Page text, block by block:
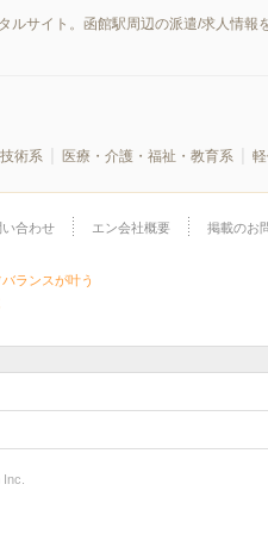
サイト。函館駅周辺の派遣/求人情報
技術系 医療・介護・福祉・教育系
合わせ エン会社概要 掲載のお
ランスが叶う